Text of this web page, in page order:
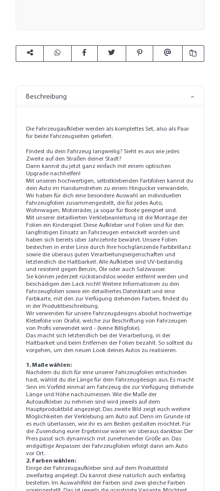
Beschreibung
Die Fahrzeugaufkleber werden als komplettes Set, also als Paar
für beide Fahrzeugseiten geliefert.
Findest du dein Fahrzeug langweilig? Sieht es aus wie jedes
Zweite auf den Straßen deiner Stadt?
Dann kannst du jetzt ganz einfach mit einem optischen
Upgrade nachhelfen!
Mit unseren hochwertigen, selbstklebenden Farbfolien kannst du
dein Auto im Handumdrehen zu einem Hingucker verwandeln.
Wir haben für dich eine besondere Auswahl an individuellen
Fahrzeugfolien zusammengestellt, die für jedes Auto,
Wohnwagen, Motorräder, ja sogar für Boote geeignet sind.
Mit unserer detaillierten Verklebeanleitung ist die Montage der
Folien ein Kinderspiel. Diese Aufkleber und Folien sind für den
langfristigen Einsatz an Fahrzeugen entwickelt worden und
haben sich bereits über Jahrzehnte bewährt. Unsere Folien
bestechen in erster Linie durch Ihre hochglänzende Farbbrillanz
sowie die überaus guten Verarbeitungseigenschaften und
letztendlich die Haltbarkeit. Alle Aufkleber sind UV-beständig
und resistent gegen Benzin, Öle oder auch Salzwasser.
Sie können jederzeit rückstandslos wieder entfernt werden und
beschädigen den Lack nicht! Weitere Informationen zu den
Fahrzeugfolien sowie ein detailliertes Datenblatt und eine
Farbkarte, mit den zur Verfügung stehenden Farben, findest du
in der Produktbeschreibung.
Wir verwenden für unsere Fahrzeugdesigns absolut hochwertige
Klebefolie von Orafol, welche zur Beschriftung von Fahrzeugen
von Profis verwendet wird - (keine Billigfolie).
Das macht sich letztendlich bei der Verarbeitung, in der
Haltbarkeit und beim Entfernen der Folien bezahlt. So solltest du
vorgehen, um den neuen Look deines Autos zu realisieren.
1. Maße wählen:
Nachdem du dich für eine unserer Fahrzeugfolien entschieden
hast, wählst du die Länge für dein Fahrzeugdesign aus. Es macht
Sinn im Vorfeld einmal am Fahrzeug die zur Verfügung stehende
Länge und Höhe nachzumessen. Wie die Maße der
Autoaufkleber zu nehmen sind wird jeweils auf dem
Hauptproduktbild angezeigt. Das zweite Bild zeigt euch weitere
Möglichkeiten der Verklebung am Auto auf. Denn im Grunde ist
es euch überlassen, wie ihr es am Besten gestalten möchtet. Für
die Zusendung eurer Ergebnisse wären wir überaus dankbar. Der
Preis passt sich dynamisch mit zunehmender Größe an. Das
endgültige Anpassen der Fahrzeugfolien erfolgt dann am Auto
vor Ort.
2. Farben wählen:
Einige der Fahrzeugaufkleber sind auf dem Produktbild
zweifarbig angelegt. Du kannst diese natürlich auch einfarbig
bestellen. Im Auswahlfeld der Farben sind zwei gleiche Farben